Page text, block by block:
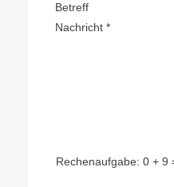
Betreff
Nachricht *
Rechenaufgabe: 0 + 9